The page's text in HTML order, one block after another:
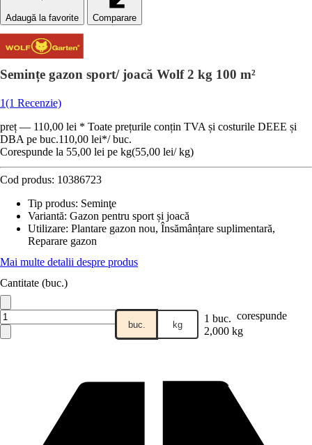
Comparare
Semințe gazon sport/ joacă Wolf 2 kg 100 m²
1(1 Recenzie)
preț — 110,00 lei * Toate prețurile conțin TVA și costurile DEEE și
DBA pe buc.110,00 lei*/ buc.
Corespunde la 55,00 lei pe kg(55,00 lei/ kg)
Cod produs: 10386723
Tip produs: Seminţe
Variantă: Gazon pentru sport și joacă
Utilizare: Plantare gazon nou, Însămânțare suplimentară,
Reparare gazon
Mai multe detalii despre produs
Cantitate (buc.)
buc. kg 1 buc. corespunde
2,000 kg